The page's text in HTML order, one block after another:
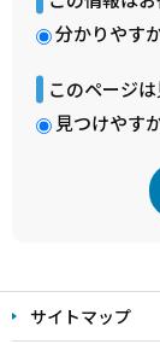
分かりやす
このページ
見つけやす
文
こ サイトマップ